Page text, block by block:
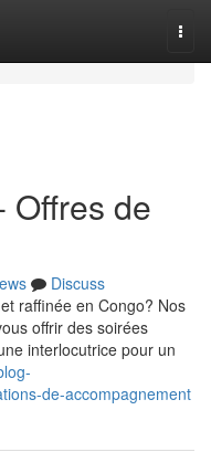
Offres de
Discuss
raffinée en Congo? Nos
offrir des soirées
interlocutrice pour un
de-accompagnement